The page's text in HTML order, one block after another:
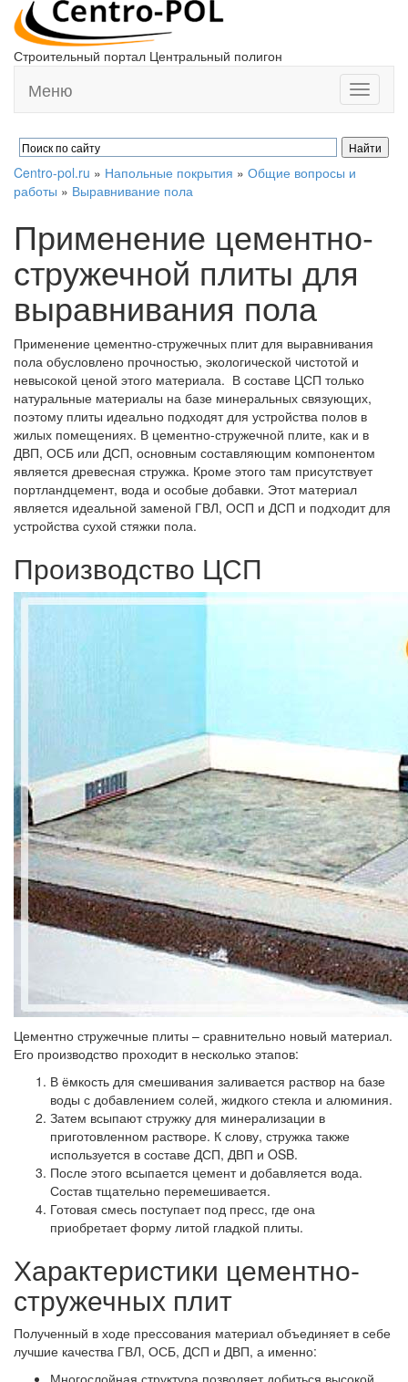
Строительный портал Центральный полигон
Toggle
Меню
Centro-pol.ru » Напольные покрытия » Общие вопросы и
работы » Выравнивание пола
Применение цементно-
стружечной плиты для
выравнивания пола
Применение цементно-стружечных плит для выравнивания
пола обусловлено прочностью, экологической чистотой и
невысокой ценой этого материала. В составе ЦСП только
натуральные материалы на базе минеральных связующих,
поэтому плиты идеально подходят для устройства полов в
жилых помещениях. В цементно-стружечной плите, как и в
ДВП, ОСБ или ДСП, основным составляющим компонентом
является древесная стружка. Кроме этого там присутствует
портландцемент, вода и особые добавки. Этот материал
является идеальной заменой ГВЛ, ОСП и ДСП и подходит для
устройства сухой стяжки пола.
Производство ЦСП
Цементно стружечные плиты – сравнительно новый материал.
Его производство проходит в несколько этапов:
В ёмкость для смешивания заливается раствор на базе
воды с добавлением солей, жидкого стекла и алюминия.
Затем всыпают стружку для минерализации в
приготовленном растворе. К слову, стружка также
используется в составе ДСП, ДВП и OSB.
После этого всыпается цемент и добавляется вода.
Состав тщательно перемешивается.
Готовая смесь поступает под пресс, где она
приобретает форму литой гладкой плиты.
Характеристики цементно-
стружечных плит
Полученный в ходе прессования материал объединяет в себе
лучшие качества ГВЛ, ОСБ, ДСП и ДВП, а именно:
Многослойная структура позволяет добиться высокой